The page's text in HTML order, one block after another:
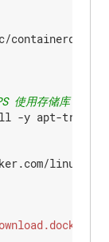
containerd/
使用存储库
y apt-
linux/